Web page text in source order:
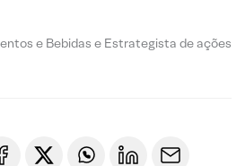
e Bebidas e Estrategista de ações